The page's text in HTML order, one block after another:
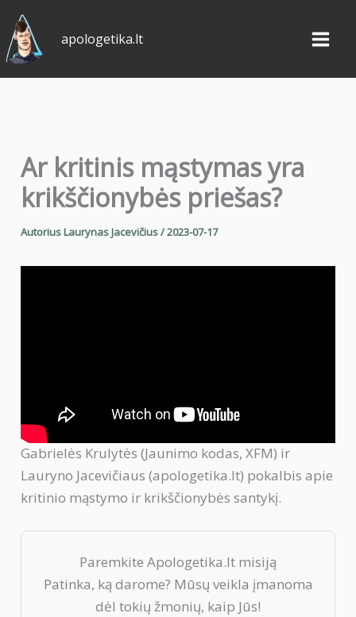
Pereiti
prie
turinio
apologetika.lt
Ar kritinis mąstymas yra
krikščionybės priešas?
AutoriusLaurynas Jacevičius/2023-07-17
Gabrielės Krulytės (Jaunimo kodas, XFM) ir
Lauryno Jacevičiaus (apologetika.lt) pokalbis apie
kritinio mąstymo ir krikščionybės santykį.
Paremkite Apologetika.lt misiją
Patinka, ką darome? Mūsų veikla įmanoma
dėl tokių žmonių, kaip Jūs!